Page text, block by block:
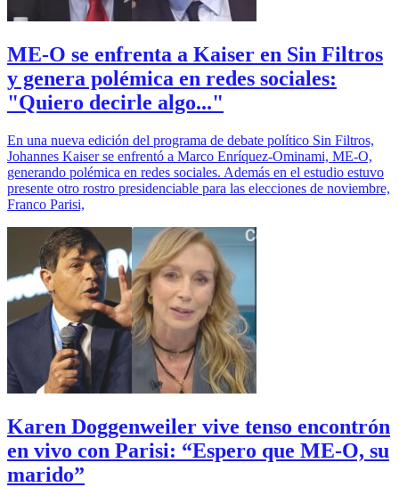
ME-O se enfrenta a Kaiser en Sin Filtros
y genera polémica en redes sociales:
"Quiero decirle algo..."
En una nueva edición del programa de debate político Sin Filtros,
Johannes Kaiser se enfrentó a Marco Enríquez-Ominami, ME-O,
generando polémica en redes sociales. Además en el estudio estuvo
presente otro rostro presidenciable para las elecciones de noviembre,
Franco Parisi,
Karen Doggenweiler vive tenso encontrón
en vivo con Parisi: “Espero que ME-O, su
marido”